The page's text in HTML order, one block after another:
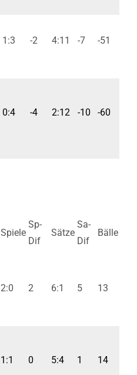
1:3 -2 4:11 -7 -51
0:4 -4 2:12 -10 -60
Spiele
Sp-
Dif
Sätze
Sa-
Dif
Bälle
2:0 2 6:1 5 13
1:1 0 5:4 1 14